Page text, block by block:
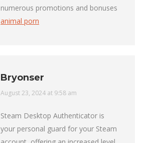
numerous promotions and bonuses
animal porn
Bryonser
says:
August 23, 2024 at 9:58 am
Steam Desktop Authenticator is
your personal guard for your Steam